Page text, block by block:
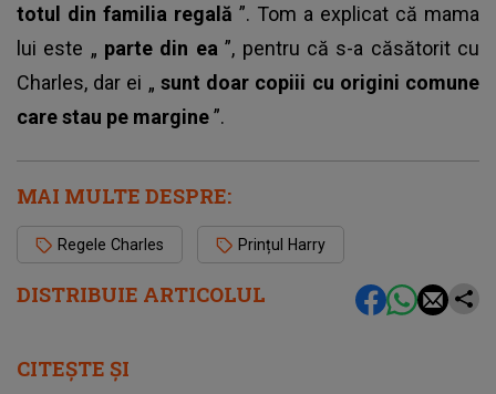
DISTRIBUIE ARTICOLUL
totul din familia regală ”. Tom a explicat că mama
lui este „ parte din ea”, pentru că s-a căsătorit cu
Charles, dar ei „ sunt doar copiii cu origini comune
care stau pe margine”.
MAI MULTE DESPRE:
Regele Charles Prințul Harry
CITEȘTE ȘI